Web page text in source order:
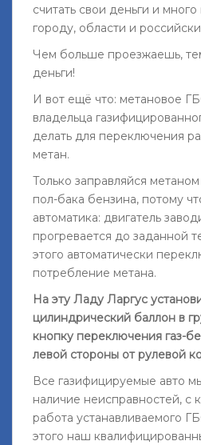
считать свои деньги и
городу, области и
Чем больше проезжаешь,
деньги!
И вот ещё что: метановое
владельца
делать для переключения
метан.
Только заправляйся
пол-бака бензина, потому
автоматика: двигатель
прогревается до заданной
этого автоматически
потребление метана.
На эту Ладу Ларгус
цилиндрический баллон в
кнопку переключения газ-
левой стороны от рулевой
Все газифицируемые авто
наличие неисправностей, с
работа устанавливаемого
этого наш